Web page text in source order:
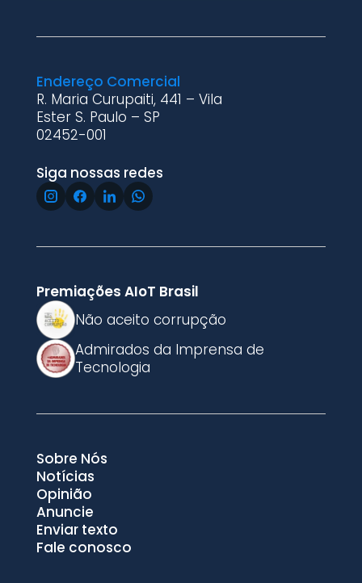
Endereço Comercial
R. Maria Curupaiti, 441 – Vila
Ester S. Paulo – SP
02452-001
Siga nossas redes
Premiações AIoT Brasil
Não aceito corrupção
Admirados da Imprensa de
Tecnologia
Sobre Nós
Notícias
Opinião
Anuncie
Enviar texto
Fale conosco